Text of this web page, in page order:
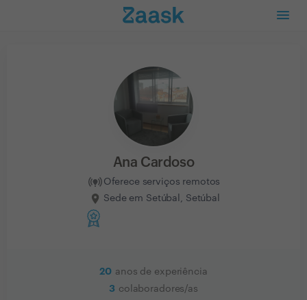
Ana Cardoso
Oferece serviços remotos
Sede em Setúbal, Setúbal
20 anos de experiência
3 colaboradores/as